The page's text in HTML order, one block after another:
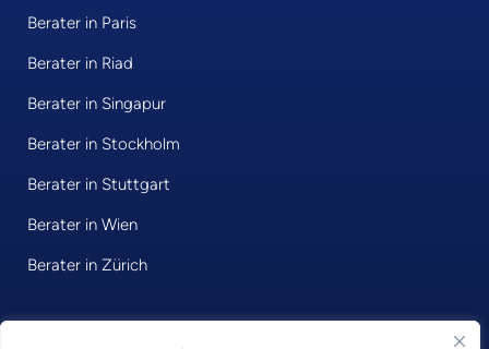
Berater in Paris
Berater in Riad
Berater in Singapur
Berater in Stockholm
Berater in Stuttgart
Berater in Wien
Berater in Zürich